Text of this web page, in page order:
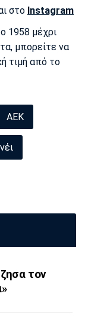
στο Instagram
1958 μέχρι
μπορείτε να
τιμή από το
ΑΕΚ
τον